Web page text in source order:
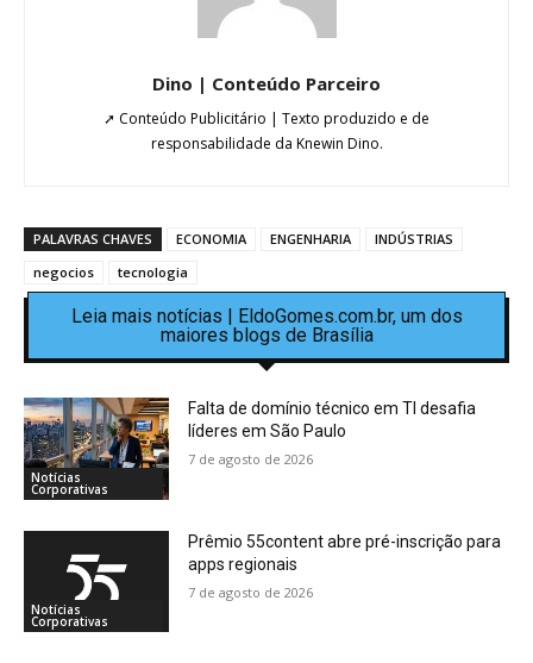
Dino | Conteúdo Parceiro
➚ Conteúdo Publicitário | Texto produzido e de
responsabilidade da Knewin Dino.
PALAVRAS CHAVES ECONOMIA ENGENHARIA
INDÚSTRIAS
negocios
tecnologia
Leia mais notícias | EldoGomes.com.br, um dos
maiores blogs de Brasília
Notícias
Corporativas
Falta de domínio técnico em TI desafia
líderes em São Paulo
7 de agosto de 2026
Notícias
Corporativas
Prêmio 55content abre pré-inscrição para
apps regionais
7 de agosto de 2026